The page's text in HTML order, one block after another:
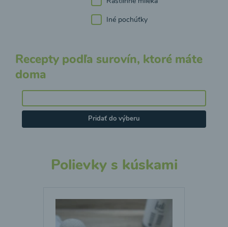
Iné pochúťky
Recepty podľa surovín, ktoré máte
doma
Pridať do výberu
Polievky s kúskami